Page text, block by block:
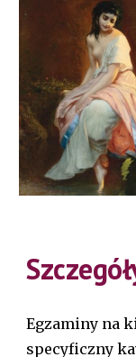
Egzaminy na
specyficzny